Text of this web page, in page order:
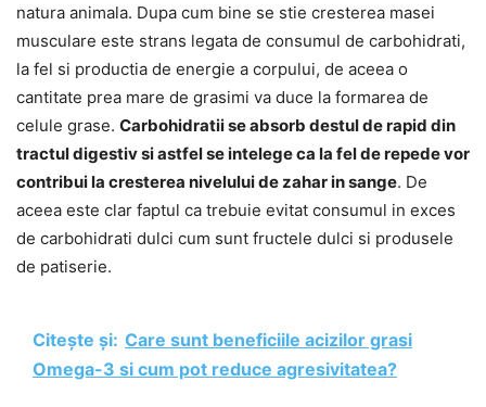
natura animala. Dupa cum bine se stie cresterea masei
musculare este strans legata de consumul de carbohidrati,
la fel si productia de energie a corpului, de aceea o
cantitate prea mare de grasimi va duce la formarea de
celule grase. Carbohidratii se absorb destul de rapid din
tractul digestiv si astfel se intelege ca la fel de repede vor
contribui la cresterea nivelului de zahar in sange. De
aceea este clar faptul ca trebuie evitat consumul in exces
de carbohidrati dulci cum sunt fructele dulci si produsele
de patiserie.
Citește și: Care sunt beneficiile acizilor grasi
Omega-3 si cum pot reduce agresivitatea?